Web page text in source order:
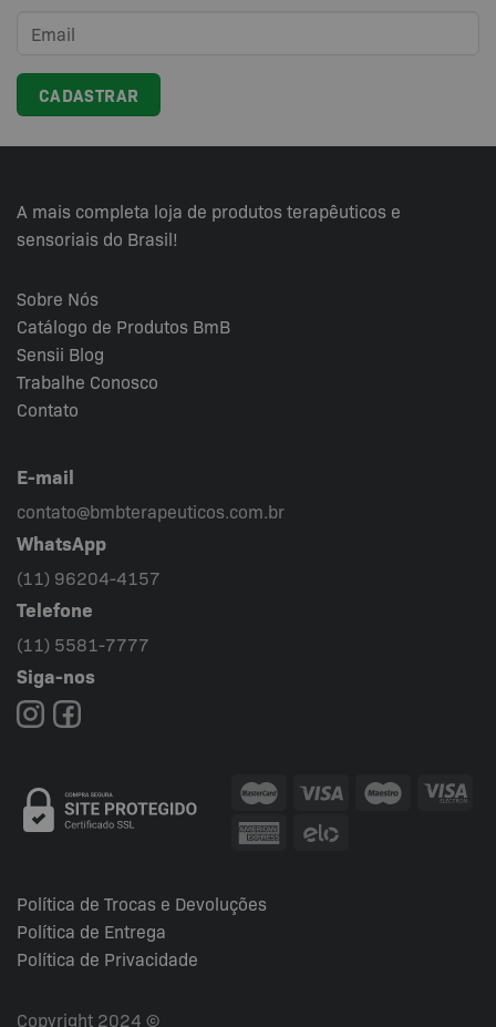
A mais completa loja de produtos terapêuticos e
sensoriais do Brasil!
Sobre Nós
Catálogo de Produtos BmB
Sensii Blog
Trabalhe Conosco
Contato
E-mail
contato@bmbterapeuticos.com.br
WhatsApp
(11) 96204-4157
Telefone
(11) 5581-7777
Siga-nos
Política de Trocas e Devoluções
Política de Entrega
Política de Privacidade
Copyright 2024 ©